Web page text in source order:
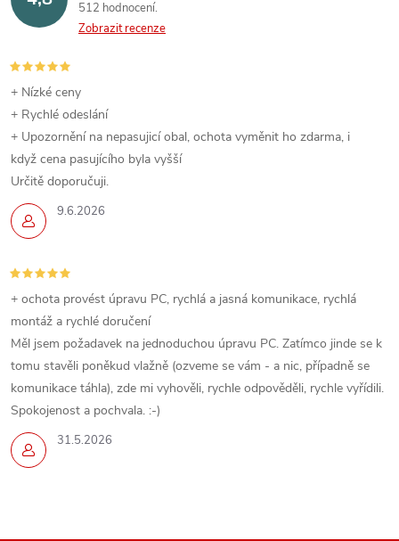
512 hodnocení
Zobrazit recenze
9.6.2026
+ Nízké ceny
+ Rychlé odeslání
+ Upozornění na nepasujicí obal, ochota vyměnit ho zdarma, i
když cena pasujícího byla vyšší
Určitě doporučuji.
31.5.2026
+ ochota provést úpravu PC, rychlá a jasná komunikace, rychlá
montáž a rychlé doručení
Měl jsem požadavek na jednoduchou úpravu PC. Zatímco jinde se k
tomu stavěli poněkud vlažně (ozveme se vám - a nic, případně se
komunikace táhla), zde mi vyhověli, rychle odpověděli, rychle vyřídili.
Spokojenost a pochvala. :-)